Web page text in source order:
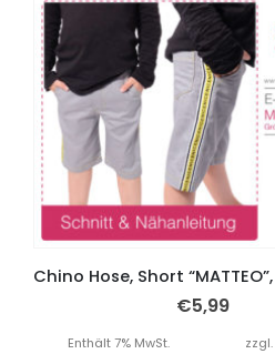
€5,99
Enthält 7% MwSt. zzgl.